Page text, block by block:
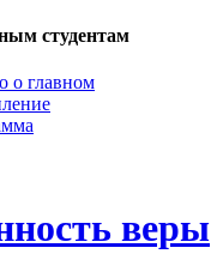
студентам
о главном
веры